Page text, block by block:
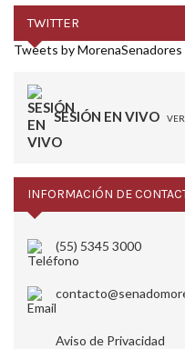
TWITTER
Tweets by MorenaSenadores
SESIÓN EN VIVO
INFORMACIÓN DE
(55) 5345 3000
Aviso de Privacidad